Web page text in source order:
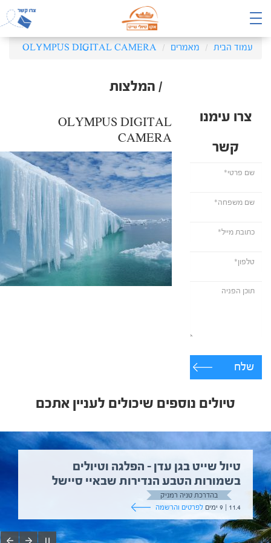
עמוד הבית מאמרים OLYMPUS DIGITAL CAMERA
/ המלצות
צרו עימנו
קשר
שלח
OLYMPUS DIGITAL
CAMERA
טיולים נוספים שיכולים לעניין אתכם
טיול שייט בגן עדן – הפלגה וטיולים
בשמורות הטבע הנדירות שבאיי סיישל
בהדרכת טניה רמניק
11.4 | 9 ימים
לפרטים והרשמה